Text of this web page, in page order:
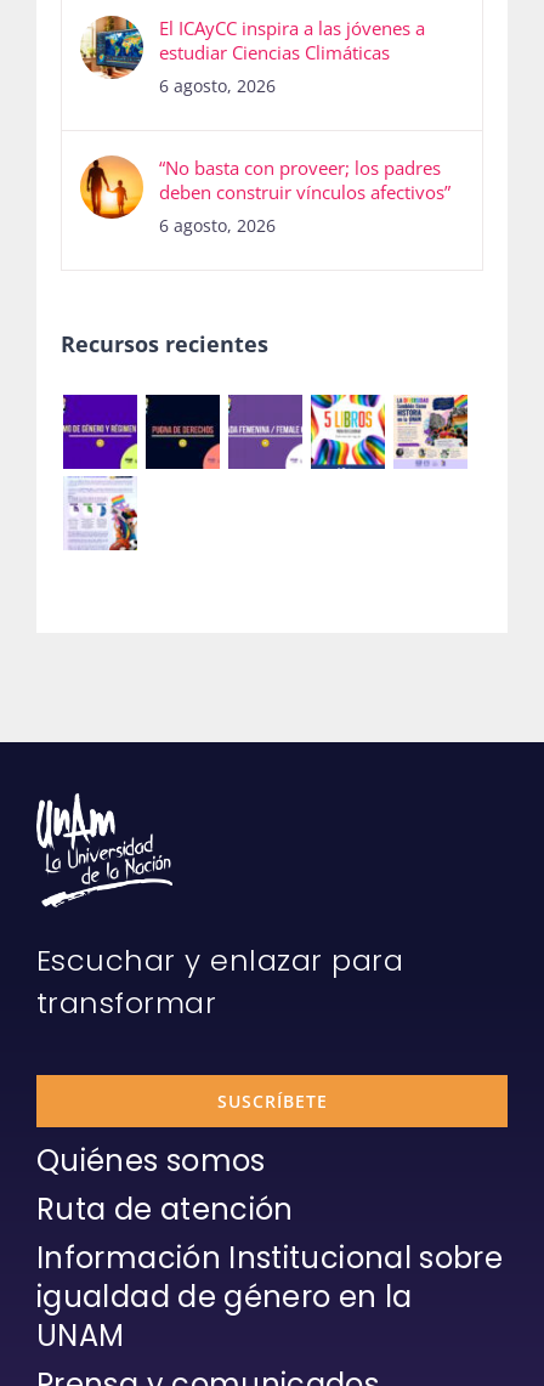
El ICAyCC inspira a las jóvenes a
estudiar Ciencias Climáticas
6 agosto, 2026
“No basta con proveer; los padres
deben construir vínculos afectivos”
6 agosto, 2026
Recursos recientes
Escuchar y enlazar para
transformar
SUSCRÍBETE
Quiénes somos
Ruta de atención
Información Institucional sobre
igualdad de género en la
UNAM